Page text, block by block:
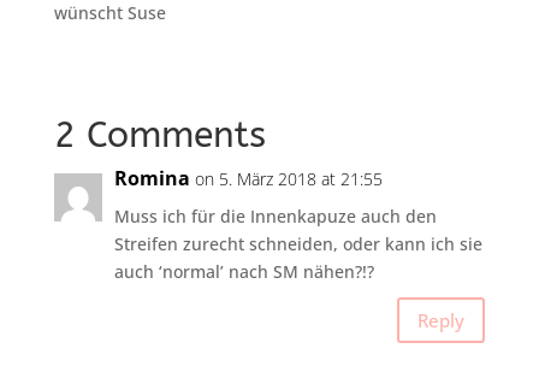
wünscht Suse
2 Comments
Romina on 5. März 2018 at 21:55
Muss ich für die Innenkapuze auch den
Streifen zurecht schneiden, oder kann ich sie
auch ‘normal’ nach SM nähen?!?
Reply